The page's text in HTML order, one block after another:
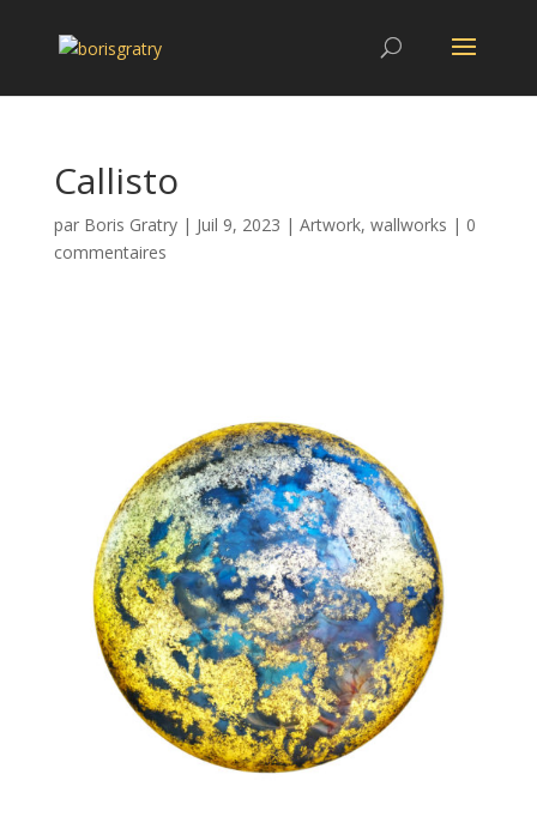
Callisto
par Boris Gratry| Juil 9, 2023 | Artwork, wallworks | 0
commentaires